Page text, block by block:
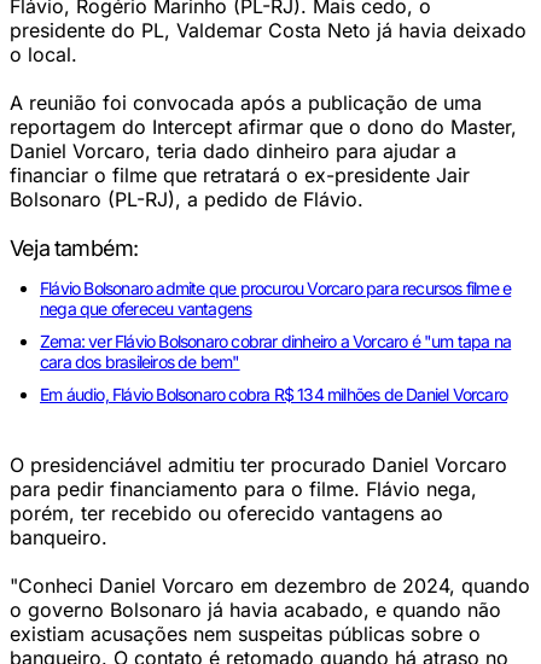
Flávio, Rogério Marinho (PL-RJ). Mais cedo, o
presidente do PL, Valdemar Costa Neto já havia deixado
o local.
A reunião foi convocada após a publicação de uma
reportagem do Intercept afirmar que o dono do Master,
Daniel Vorcaro, teria dado dinheiro para ajudar a
financiar o filme que retratará o ex-presidente Jair
Bolsonaro (PL-RJ), a pedido de Flávio.
Veja também:
Flávio Bolsonaro admite que procurou Vorcaro para recursos filme e
nega que ofereceu vantagens
Zema: ver Flávio Bolsonaro cobrar dinheiro a Vorcaro é "um tapa na
cara dos brasileiros de bem"
Em áudio, Flávio Bolsonaro cobra R$ 134 milhões de Daniel Vorcaro
O presidenciável admitiu ter procurado Daniel Vorcaro
para pedir financiamento para o filme. Flávio nega,
porém, ter recebido ou oferecido vantagens ao
banqueiro.
"Conheci Daniel Vorcaro em dezembro de 2024, quando
o governo Bolsonaro já havia acabado, e quando não
existiam acusações nem suspeitas públicas sobre o
banqueiro. O contato é retomado quando há atraso no